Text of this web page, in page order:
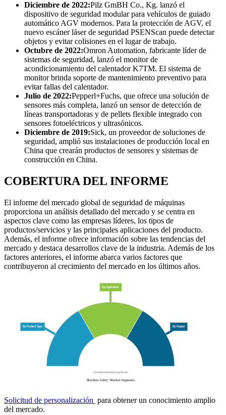
Diciembre de 2022:Pilz GmBH Co., Kg. lanzó el
dispositivo de seguridad modular para vehículos de guiado
automático AGV modernos. Para la protección de AGV, el
nuevo escáner láser de seguridad PSENScan puede detectar
objetos y evitar colisiones en el lugar de trabajo.
Octubre de 2022:Omron Automation, fabricante líder de
sistemas de seguridad, lanzó el monitor de
acondicionamiento del calentador K7TM. El sistema de
monitor brinda soporte de mantenimiento preventivo para
evitar fallas del calentador.
Julio de 2022:Pepperl+Fuchs, que ofrece una solución de
sensores más completa, lanzó un sensor de detección de
líneas transportadoras y de pellets flexible integrado con
sensores fotoeléctricos y ultrasónicos.
Diciembre de 2019:Sick, un proveedor de soluciones de
seguridad, amplió sus instalaciones de producción local en
China que crearán productos de sensores y sistemas de
construcción en China.
COBERTURA DEL INFORME
El informe del mercado global de seguridad de máquinas
proporciona un análisis detallado del mercado y se centra en
aspectos clave como las empresas líderes, los tipos de
productos/servicios y las principales aplicaciones del producto.
Además, el informe ofrece información sobre las tendencias del
mercado y destaca desarrollos clave de la industria. Además de los
factores anteriores, el informe abarca varios factores que
contribuyeron al crecimiento del mercado en los últimos años.
Solicitud de personalización para obtener un conocimiento amplio
del mercado.